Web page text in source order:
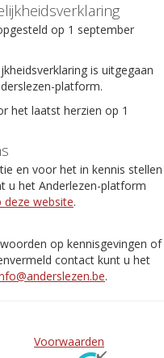
op 1 september
is uitgegaan
platform.
het laatst herzien op 1
en voor het in kennis stellen
u het Anderlezen-platform
website.
op kennisgevingen of
contact kunt u het
.
Voorwaarden